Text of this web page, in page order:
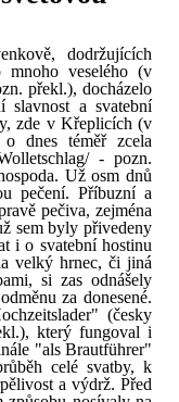
dodržujících
mnoho veselého (v
překl.), docházelo
slavnost a svatební
zde v Křeplicích (v
dnes téměř zcela
- pozn.
Už osm dnů
pečení. Příbuzní a
pečiva, zejména
sem byly přivedeny
i o svatební hostinu
velký hrnec, či jiná
si zas odnášely
za donesené.
(česky
který fungoval i
"als Brautführer"
celé svatby, k
a výdrž. Před